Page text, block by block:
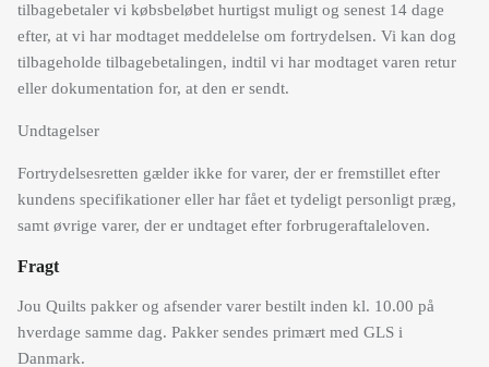
tilbagebetaler vi købsbeløbet hurtigst muligt og senest 14 dage
efter, at vi har modtaget meddelelse om fortrydelsen. Vi kan dog
tilbageholde tilbagebetalingen, indtil vi har modtaget varen retur
eller dokumentation for, at den er sendt.
Undtagelser
Fortrydelsesretten gælder ikke for varer, der er fremstillet efter
kundens specifikationer eller har fået et tydeligt personligt præg,
samt øvrige varer, der er undtaget efter forbrugeraftaleloven.
Fragt
Jou Quilts pakker og afsender varer bestilt inden kl. 10.00 på
hverdage samme dag. Pakker sendes primært med GLS i
Danmark.